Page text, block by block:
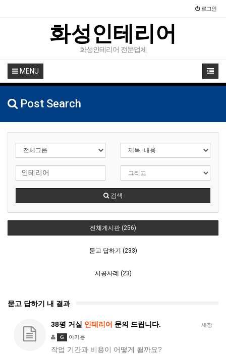
로그인
화성인테리어
화성인테리어 전문업체
MENU
Post Search
검색
전체게시판 (256)
묻고 답하기 (233)
시공사례 (23)
묻고 답하기 내 결과
새창
38평 거실 인테리어 문의 드립니다.
G 이기용
작업 기간과 비용이 어떻게 될까요?